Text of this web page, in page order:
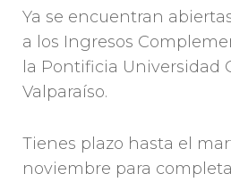
Ya se encuentran
a los Ingresos
la Pontificia Universidad
Valparaíso.
Tienes plazo hasta el
noviembre para